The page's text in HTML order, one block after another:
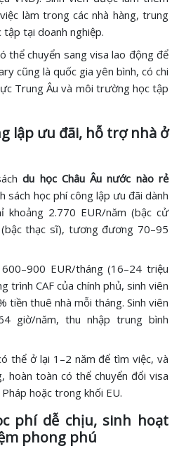
làm trong các nhà hàng, trung
tại doanh nghiệp.
thể chuyển sang visa lao động để
cũng là quốc gia yên bình, có chi
Trung Âu và môi trường học tập
lập ưu đãi, hỗ trợ nhà ở
du học Châu Âu nước nào rẻ
sách học phí công lập ưu đãi dành
khoảng 2.770 EUR/năm (bậc cử
thạc sĩ), tương đương 70–95
EUR/tháng (16–24 triệu
trình CAF của chính phủ, sinh viên
tiền thuê nhà mỗi tháng. Sinh viên
giờ/năm, thu nhập trung bình
thể ở lại 1–2 năm để tìm việc, và
hoàn toàn có thể chuyển đổi visa
hoặc trong khối EU.
phí dễ chịu, sinh hoạt
phong phú